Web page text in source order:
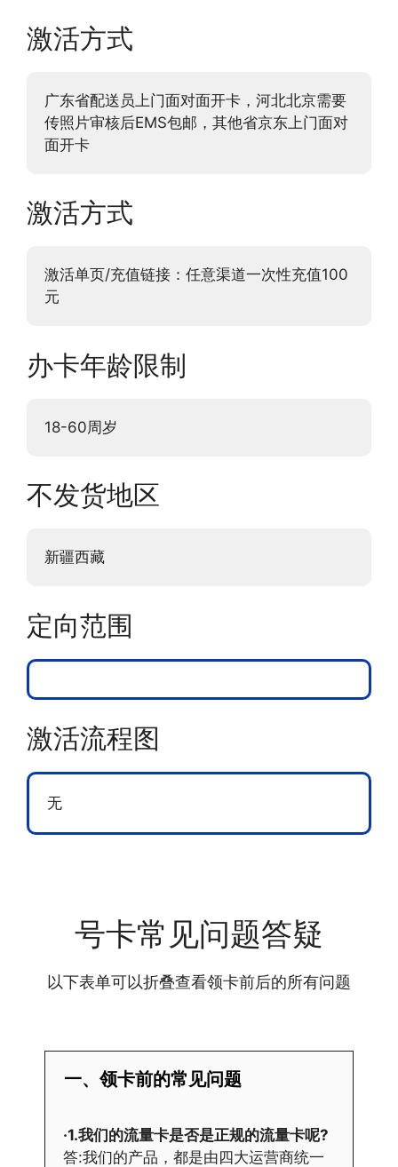
激活方式
广东省配送员上门面对面开卡，河北北京需要
传照片审核后EMS包邮，其他省京东上门面对
面开卡
激活方式
激活单页/充值链接：任意渠道一次性充值100
元
办卡年龄限制
18-60周岁
不发货地区
新疆西藏
定向范围
激活流程图
无
号卡常见问题答疑
以下表单可以折叠查看领卡前后的所有问题
一、领卡前的常见问题
·1.我们的流量卡是否是正规的流量卡呢?
答:我们的产品，都是由四大运营商统一